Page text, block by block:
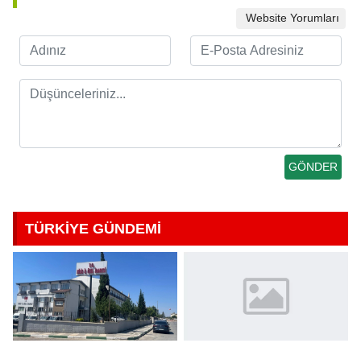
Website Yorumları
TÜRKİYE GÜNDEMİ